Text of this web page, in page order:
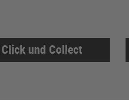
Click und Collect